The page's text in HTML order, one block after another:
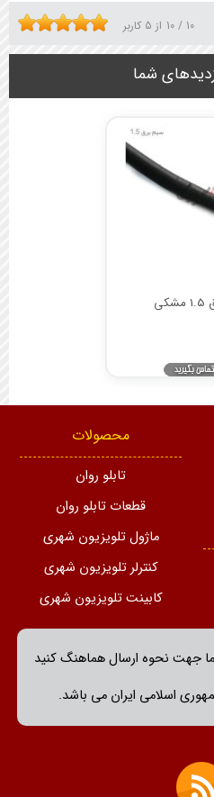
10 / 10 از 5 کاربر
شما
محصولات
تابلو روان
قطعات تابلو روان
ماژول تلویزیون شهری
کنترلر تلویزیون شهری
کابینت تلویزیون شهری
ما جهت نحوه ارسال هماهنگ کنید
اسلامی ایران می باشد.